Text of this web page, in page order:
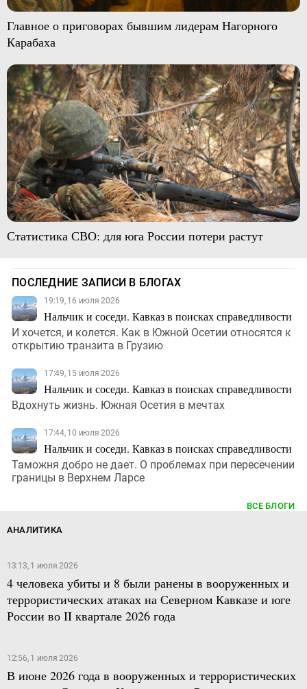
Главное о приговорах бывшим лидерам Нагорного
Карабаха
Статистика СВО: для юга России потери растут
ПОСЛЕДНИЕ ЗАПИСИ В БЛОГАХ
19:19, 16 июля 2026
Нальчик и соседи. Кавказ в поисках справедливости
И хочется, и колется. Как в Южной Осетии относятся к
открытию транзита в Грузию
17:49, 15 июля 2026
Нальчик и соседи. Кавказ в поисках справедливости
Вдохнуть жизнь. Южная Осетия в мечтах
17:44, 10 июля 2026
Нальчик и соседи. Кавказ в поисках справедливости
Таможня добро не дает. О проблемах при пересечении
границы в Верхнем Ларсе
ВСЕ БЛОГИ
АНАЛИТИКА
13:13, 1 июля 2026
4 человека убиты и 8 были ранены в вооруженных и
террористических атаках на Северном Кавказе и юге
России во II квартале 2026 года
12:56, 1 июля 2026
В июне 2026 года в вооруженных и террористических